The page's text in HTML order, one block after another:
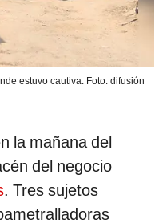
estuvo cautiva. Foto: difusión
la mañana del
del negocio
. Tres sujetos